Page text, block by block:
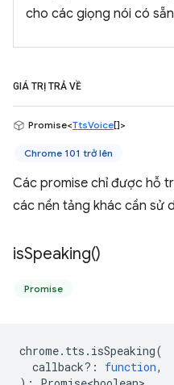
cho các giọng nói có
GIÁ TRỊ TRẢ VỀ
Promise<TtsVoice[]>
Chrome 101 trở lên
Các promise chỉ được hỗ
các nền tảng khác cần sử
isSpeaking()
Promise
chrome. tts . isSpeaking(
callback? : function,